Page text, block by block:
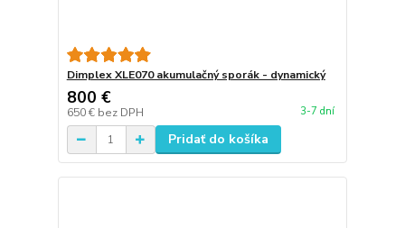
Dimplex XLE070 akumulačný sporák - dynamický
800 €
650 € bez DPH 3-7 dní
Pridať do košíka